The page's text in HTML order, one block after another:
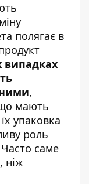
полягає в
випадках
,
мають
упаковка
роль
Часто саме
ніж